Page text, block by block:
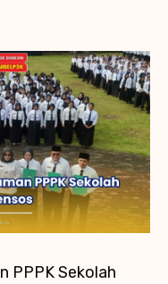
PPPK Sekolah